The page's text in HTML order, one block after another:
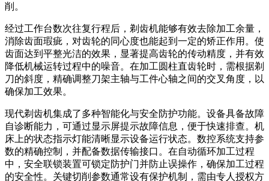
削。
经过工作台数次往复行程后，剃齿机能够有效去除加工余量，
消除齿面瑕疵，对齿轮的同心度也能起到一定的矫正作用。使
齿面达到平整光洁的效果，显著提高齿轮的传动精度，并有效
降低机械运转过程中的噪音。在加工圆柱直齿轮时，需根据剃
刀的斜度，精确调整刀架主轴与工件心轴之间的交叉角度，以
确保加工效果。
现代剃齿机集成了多种智能化与安全防护功能。设备具备故障
自诊断能力，可通过显示屏提示故障信息，便于快速排查。机
床上的状态指示灯能清晰显示设备运行状态。数控系统支持参
数的精确控制，并配备数据传输接口。在自动循环加工过程
中，安全联锁装置可锁定防护门并防止误操作，确保加工过程
的安全性。关键切削参数通常设有保护机制，需由专人授权方